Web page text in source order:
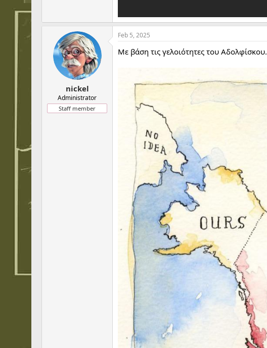
nickel
Administrator
Staff member
Feb 5, 2025
Με βάση τις γελοιότητες του Αδολφίσκου.